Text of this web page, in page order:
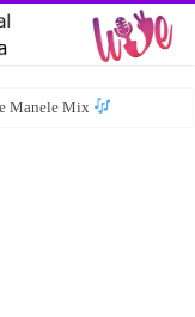
Manele Mix